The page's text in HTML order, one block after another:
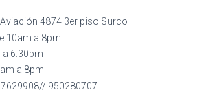
4874 3er piso Surco
10am a 8pm
a 6:30pm
a 8pm
950280707